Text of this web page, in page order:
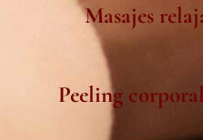
Masajes
Peeling